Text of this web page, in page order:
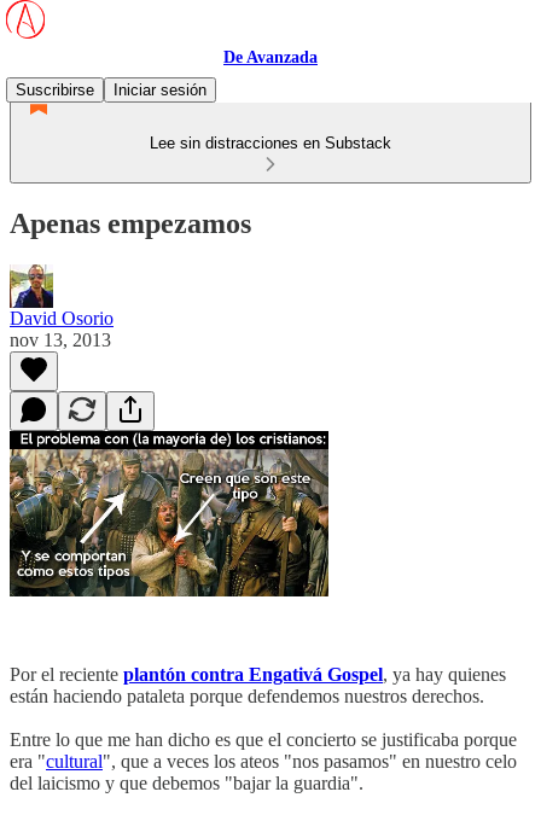
De Avanzada
Suscribirse
Iniciar sesión
Lee sin distracciones en Substack
Apenas empezamos
David Osorio
nov 13, 2013
Por el reciente plantón contra Engativá Gospel, ya hay quienes
están haciendo pataleta porque defendemos nuestros derechos.
Entre lo que me han dicho es que el concierto se justificaba porque
era "cultural", que a veces los ateos "nos pasamos" en nuestro celo
del laicismo y que debemos "bajar la guardia".